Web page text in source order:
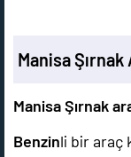
Manisa
Manisa Şırnak
Benzinli bir araç